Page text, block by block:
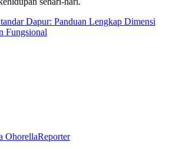
Dapur: Panduan Lengkap Dimensi
Fungsional
OhorellaReporter